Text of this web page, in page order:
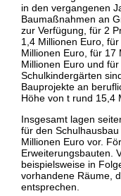
in den vergangenen
Baumaßnahmen an
zur Verfügung, für 2
1,4 Millionen Euro,
Millionen Euro, für 17
Millionen Euro und
Schulkindergärten
Bauprojekte an
Höhe von t rund 15,4
Insgesamt lagen
für den
Millionen Euro vor.
Erweiterungsbauten.
beispielsweise in
vorhandene Räume,
entsprechen.